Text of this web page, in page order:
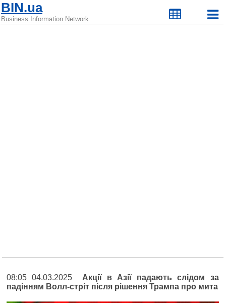
BIN.ua
Business Information Network
08:05 04.03.2025 Акції в Азії падають слідом за
падінням Волл-стріт після рішення Трампа про мита